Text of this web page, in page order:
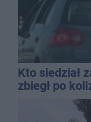
Kto siedział
zbiegł po